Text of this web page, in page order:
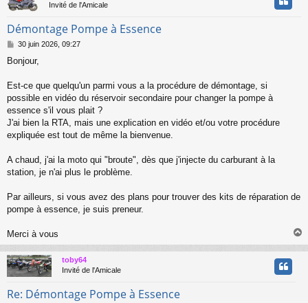
Invité de l'Amicale
Démontage Pompe à Essence
M
s
a
g
30 juin 2026, 09:27
Bonjour,
Est-ce que quelqu'un parmi vous a la procédure de démontage, si
possible en vidéo du réservoir secondaire pour changer la pompe à
essence s'il vous plait ?
J'ai bien la RTA, mais une explication en vidéo et/ou votre procédure
expliquée est tout de même la bienvenue.
A chaud, j'ai la moto qui "broute", dès que j'injecte du carburant à la
station, je n'ai plus le problème.
Par ailleurs, si vous avez des plans pour trouver des kits de réparation de
pompe à essence, je suis preneur.
Merci à vous
a
u
toby64
Invité de l'Amicale
Re: Démontage Pompe à Essence